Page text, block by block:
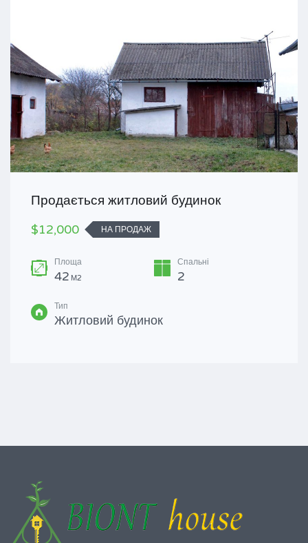
Продається житловий будинок
$12,000
НА ПРОДАЖ
Площа
42 М2
Спальні
2
Тип
Житловий будинок